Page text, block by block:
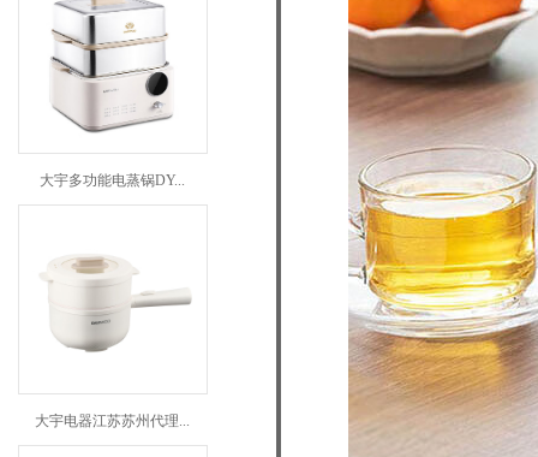
大宇多功能电蒸锅DY...
大宇电器江苏苏州代理...